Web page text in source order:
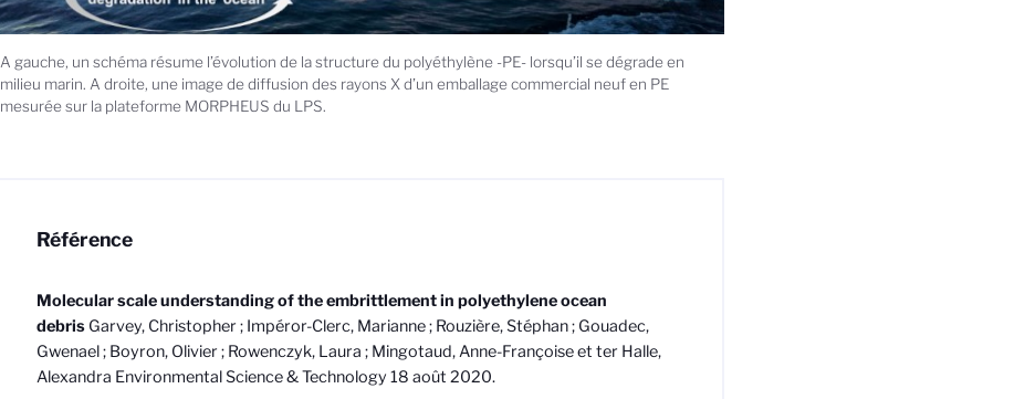
A gauche, un schéma résume l’évolution de la structure du polyéthylène -PE- lorsqu’il se dégrade en
milieu marin. A droite, une image de diffusion des rayons X d’un emballage commercial neuf en PE
mesurée sur la plateforme MORPHEUS du LPS.
Référence
Molecular scale understanding of the embrittlement in polyethylene ocean
debris Garvey, Christopher ; Impéror-Clerc, Marianne ; Rouzière, Stéphan ; Gouadec,
Gwenael ; Boyron, Olivier ; Rowenczyk, Laura ; Mingotaud, Anne-Françoise et ter Halle,
Alexandra Environmental Science & Technology 18 août 2020.